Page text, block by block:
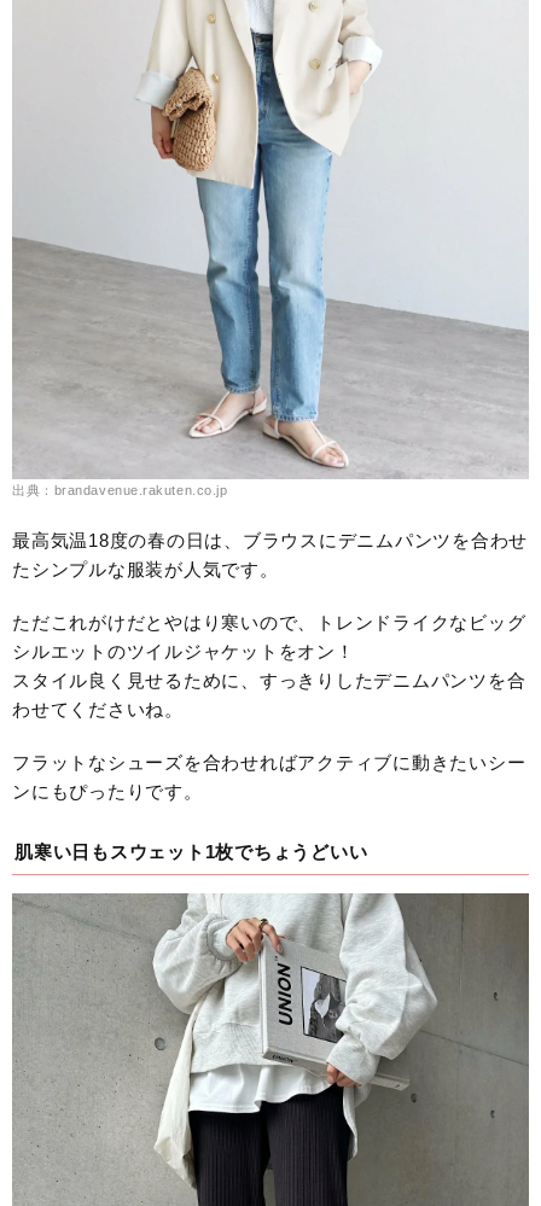
出典：brandavenue.rakuten.co.jp
最高気温18度の春の日は、ブラウスにデニムパンツを合わせ
たシンプルな服装が人気です。
ただこれがけだとやはり寒いので、トレンドライクなビッグ
シルエットのツイルジャケットをオン！
スタイル良く見せるために、すっきりしたデニムパンツを合
わせてくださいね。
フラットなシューズを合わせればアクティブに動きたいシー
ンにもぴったりです。
肌寒い日もスウェット1枚でちょうどいい